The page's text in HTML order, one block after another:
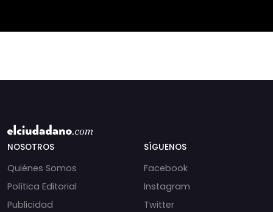
NOSOTROS
Quiénes Somos
Política Editorial
Publicidad
SÍGUENOS
Facebook
Instagram
Twitter